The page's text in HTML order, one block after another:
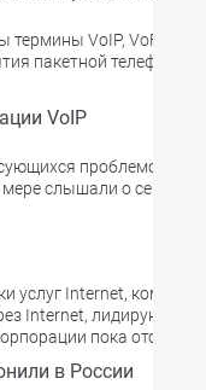
термины VoIP, VoFR и
пакетной телефонии
VoIP
проблемой
мере слышали о
услуг Internet,
Internet, лидируют во
пока отстают.
в России